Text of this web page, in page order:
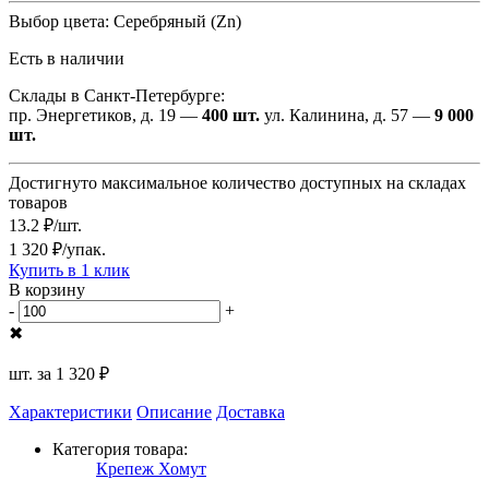
Выбор цвета: Серебряный (Zn)
Есть в наличии
Склады в Санкт-Петербурге:
пр. Энергетиков, д. 19 — 400 шт. ул. Калинина, д. 57 — 9 000
шт.
Достигнуто максимальное количество доступных на складах
товаров
13.2 ₽/шт.
1 320 ₽/упак.
Купить в 1 клик
В корзину
-
+
✖
шт. за 1 320 ₽
Характеристики Описание Доставка
Категория товара:
Крепеж Хомут